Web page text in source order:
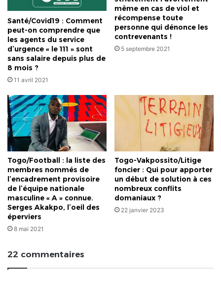
Santé/Covid19 : Comment
peut-on comprendre que
les agents du service
d’urgence « le 111 » sont
sans salaire depuis plus de
8 mois ?
11 avril 2021
même en cas de viol et
récompense toute
personne qui dénonce les
contrevenants !
5 septembre 2021
Togo/Football : la liste des
membres nommés de
l’encadrement provisoire
de l’équipe nationale
masculine « A » connue.
Serges Akakpo, l’oeil des
éperviers
8 mai 2021
Togo-Vakpossito/Litige
foncier : Qui pour apporter
un début de solution à ces
nombreux conflits
domaniaux ?
22 janvier 2023
22 commentaires